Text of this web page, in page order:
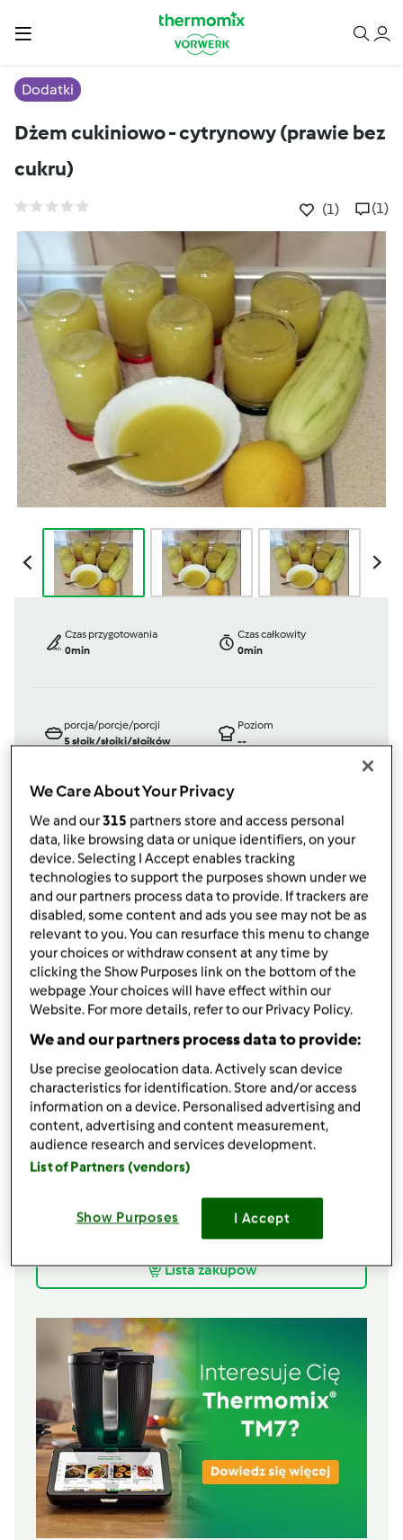
Dodatki
Dżem cukiniowo - cytrynowy (prawie bez
cukru)
(1) (1)
Czas przygotowania
0min
Czas całkowity
0min
porcja/porcje/porcji
5słoik/słoiki/słoików
Poziom
--
TM 21
przezaniajura1984
opublikowany: 25/07/21
zmieniono dnia: 25/07/21
Dodaj do moich kolekcji
podziel się przepisem
Stwórz wariant
Składniki
Dżem cukiniowo - cytrynowy
1200gcukinii
galaretki cytrynowe
Lista zakupów
We Care About Your Privacy
We and our315 partners store and access personal
data, like browsing data or unique identifiers, on your
device. Selecting I Accept enables tracking
technologies to support the purposes shown under we
and our partners process data to provide. If trackers are
disabled, some content and ads you see may not be as
relevant to you. You can resurface this menu to change
your choices or withdraw consent at any time by
clicking the Show Purposes link on the bottom of the
webpage .Your choices will have effect within our
Website. For more details, refer to our Privacy Policy.
We and our partners process data to provide:
Use precise geolocation data. Actively scan device
characteristics for identification. Store and/or access
information on a device. Personalised advertising and
content, advertising and content measurement,
audience research and services development.
List of Partners (vendors)
Show Purposes I Accept